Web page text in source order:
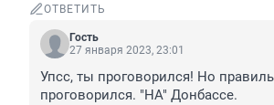
ОТВЕТИТЬ
Гость
27 января 2023, 23:01
Упсс, ты проговорился! Но
проговорился. "НА" Донбассе.